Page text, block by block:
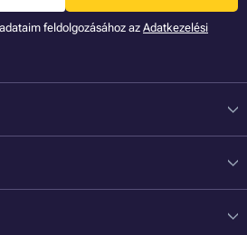
feldolgozásához az Adatkezelési